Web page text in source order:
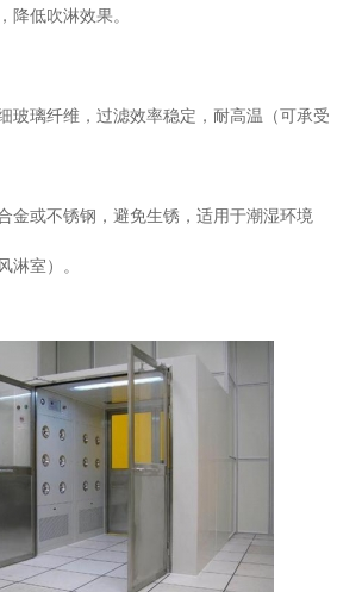
降低吹淋效果。
璃纤维，过滤效率稳定，耐高温（可承受
或不锈钢，避免生锈，适用于潮湿环境
淋室）。